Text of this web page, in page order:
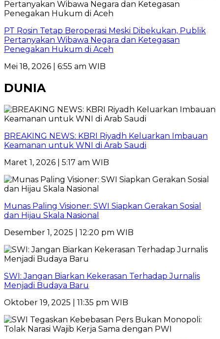
PT Rosin Tetap Beroperasi Meski Dibekukan, Publik
Pertanyakan Wibawa Negara dan Ketegasan
Penegakan Hukum di Aceh
Mei 18, 2026 | 6:55 am WIB
DUNIA
BREAKING NEWS: KBRI Riyadh Keluarkan Imbauan
Keamanan untuk WNI di Arab Saudi
Maret 1, 2026 | 5:17 am WIB
Munas Paling Visioner: SWI Siapkan Gerakan Sosial
dan Hijau Skala Nasional
Desember 1, 2025 | 12:20 pm WIB
SWI: Jangan Biarkan Kekerasan Terhadap Jurnalis
Menjadi Budaya Baru
Oktober 19, 2025 | 11:35 pm WIB